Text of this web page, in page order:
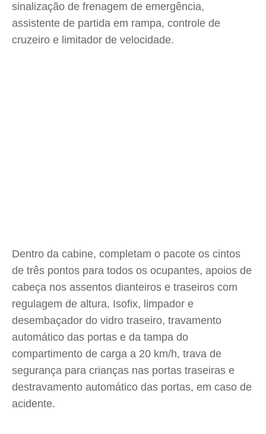
sinalização de frenagem de emergência,
assistente de partida em rampa, controle de
cruzeiro e limitador de velocidade.
Dentro da cabine, completam o pacote os cintos
de três pontos para todos os ocupantes, apoios de
cabeça nos assentos dianteiros e traseiros com
regulagem de altura, Isofix, limpador e
desembaçador do vidro traseiro, travamento
automático das portas e da tampa do
compartimento de carga a 20 km/h, trava de
segurança para crianças nas portas traseiras e
destravamento automático das portas, em caso de
acidente.